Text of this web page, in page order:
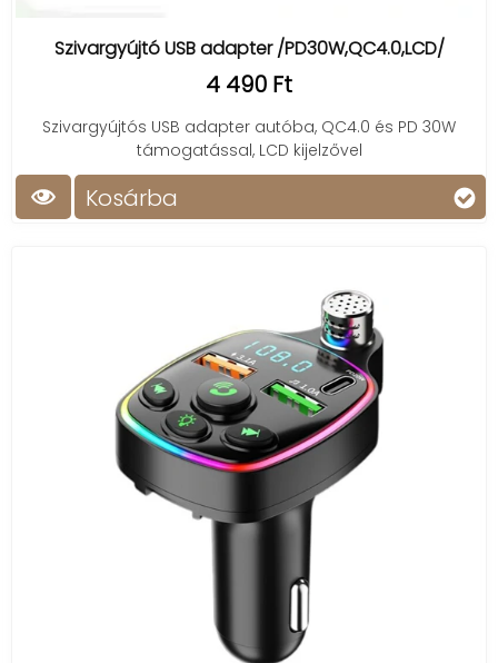
Szivargyújtó USB adapter /PD30W,QC4.0,LCD/
4 490 Ft
Szivargyújtós USB adapter autóba, QC4.0 és PD 30W
támogatással, LCD kijelzővel
Kosárba